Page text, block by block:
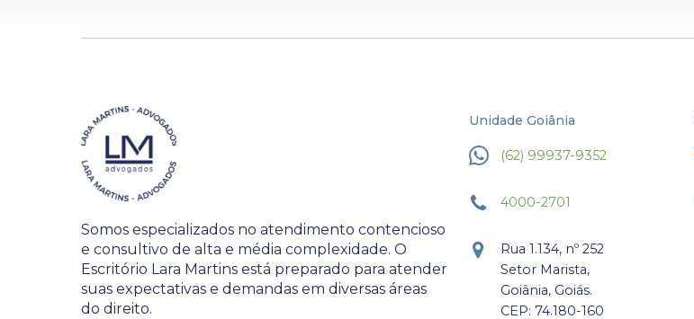
Somos especializados no atendimento contencioso
e consultivo de alta e média complexidade. O
Escritório Lara Martins está preparado para atender
suas expectativas e demandas em diversas áreas
do direito.
Unidade Goiânia
(62) 99937-9352
4000-2701
Rua 1.134, nº 252
Setor Marista,
Goiânia, Goiás.
CEP: 74.180-160